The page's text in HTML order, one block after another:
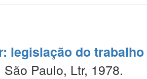
legislação do trabalho
Paulo, Ltr, 1978.